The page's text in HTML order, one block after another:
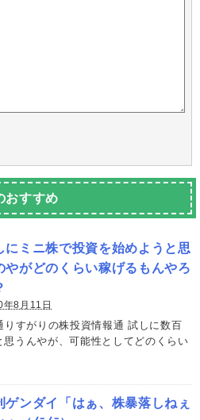
おすすめ
にミニ株で投資を始めようと思
やがどのくらい稼げるもんやろ
8月11日
すがりの株投資情報通 試しに数百
うんやが、可能性としてどのくらい
ゲンダイ「はぁ、株暴落しねぇ